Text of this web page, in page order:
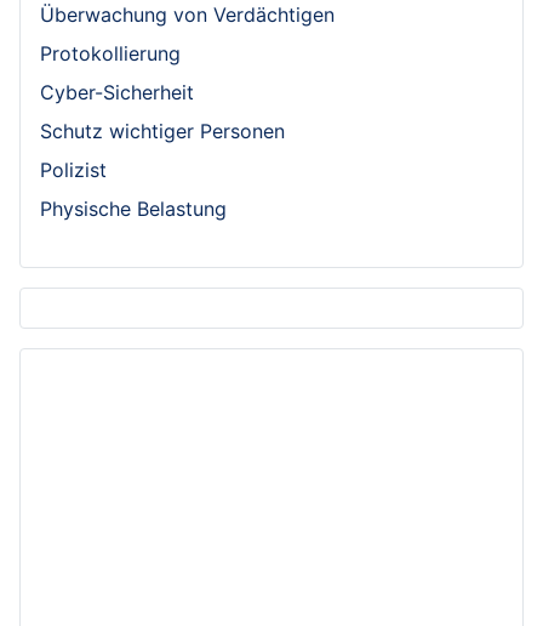
Überwachung von Verdächtigen
Protokollierung
Cyber-Sicherheit
Schutz wichtiger Personen
Polizist
Physische Belastung